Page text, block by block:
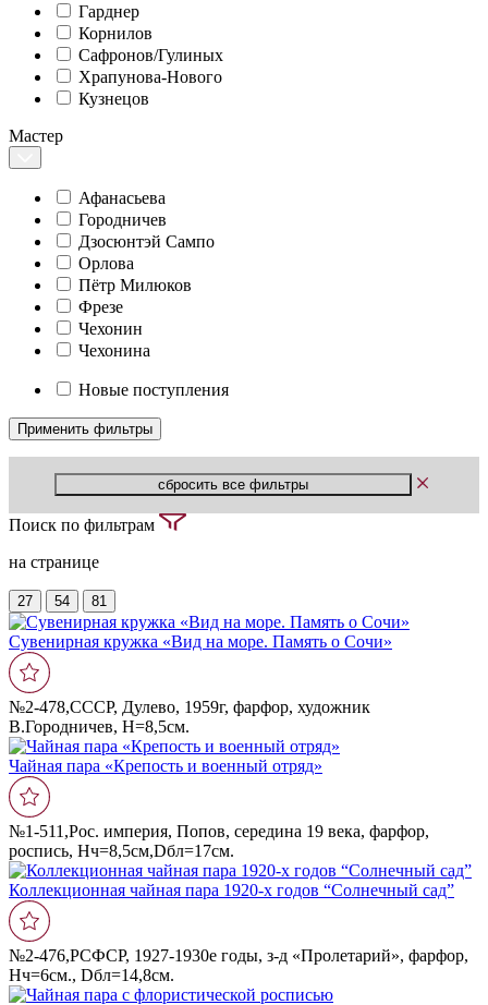
Гарднер
Корнилов
Сафронов/Гулиных
Храпунова-Нового
Кузнецов
Мастер
Афанасьева
Городничев
Дзосюнтэй Сампо
Орлова
Пётр Милюков
Фрезе
Чехонин
Чехонина
Новые поступления
Поиск по фильтрам
на странице
27 54 81
Сувенирная кружка «Вид на море. Память о Сочи»
№2-478,СССР, Дулево, 1959г, фарфор, художник
В.Городничев, Н=8,5см.
Чайная пара «Крепость и военный отряд»
№1-511,Рос. империя, Попов, середина 19 века, фарфор,
роспись, Нч=8,5см,Dбл=17см.
Коллекционная чайная пара 1920-х годов “Солнечный сад”
№2-476,РСФСР, 1927-1930е годы, з-д «Пролетарий», фарфор,
Нч=6см., Dбл=14,8см.